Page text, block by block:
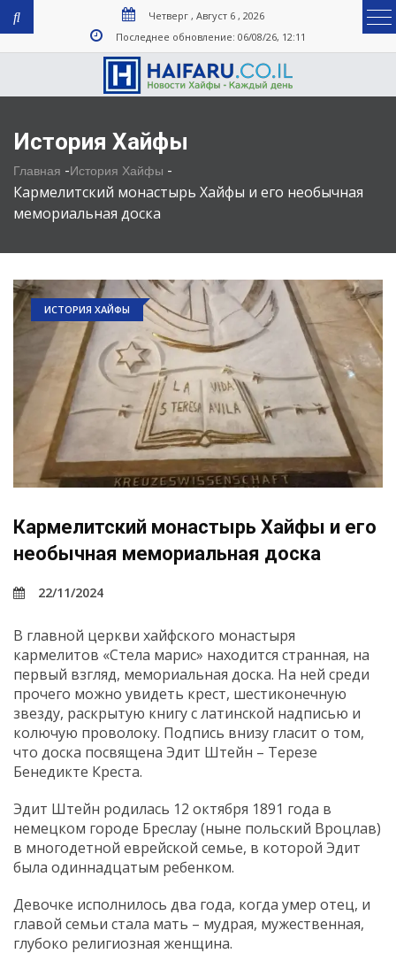
Четверг , Август 6 , 2026
Последнее обновление: 06/08/26, 12:11
История Хайфы
Главная -История Хайфы -
Кармелитский монастырь Хайфы и его необычная
мемориальная доска
ИСТОРИЯ ХАЙФЫ
Кармелитский монастырь Хайфы и его
необычная мемориальная доска
22/11/2024
В главной церкви хайфского монастыря
кармелитов «Стела марис» находится странная, на
первый взгляд, мемориальная доска. На ней среди
прочего можно увидеть крест, шестиконечную
звезду, раскрытую книгу с латинской надписью и
колючую проволоку. Подпись внизу гласит о том,
что доска посвящена Эдит Штейн – Терезе
Бенедикте Креста.
Эдит Штейн родилась 12 октября 1891 года в
немецком городе Бреслау (ныне польский Вроцлав)
в многодетной еврейской семье, в которой Эдит
была одиннадцатым ребенком.
Девочке исполнилось два года, когда умер отец, и
главой семьи стала мать – мудрая, мужественная,
глубоко религиозная женщина.